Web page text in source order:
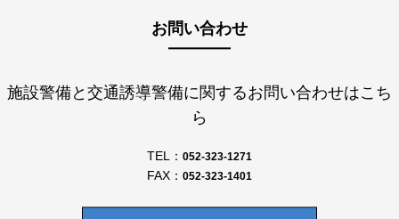
お問い合わせ
施設警備と交通誘導警備に関するお問い合わせはこち
ら
TEL： 052-323-1271
FAX： 052-323-1401